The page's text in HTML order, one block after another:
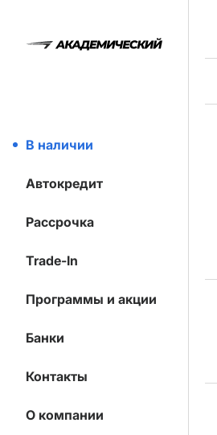
В наличии
Автокредит
Рассрочка
Trade-In
Программы и акции
Банки
Контакты
О компании